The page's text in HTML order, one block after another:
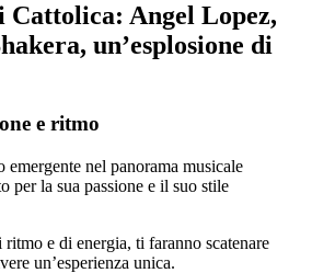
Angel Lopez,
un’esplosione di
e ritmo
nel panorama musicale
per la sua passione e il suo stile
e di energia, ti faranno scatenare
un’esperienza unica.